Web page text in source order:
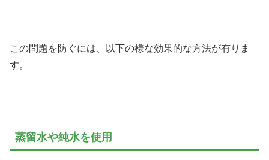
この問題を防ぐには、以下の様な効果的な方法が有りま
す。
蒸留水や純水を使用